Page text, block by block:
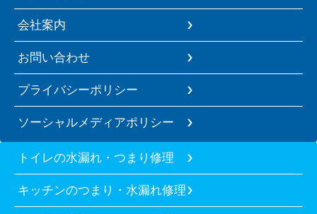
会社案内
お問い合わせ
プライバシーポリシー
ソーシャルメディアポリシー
トイレの水漏れ・つまり修理
キッチンのつまり・水漏れ修理